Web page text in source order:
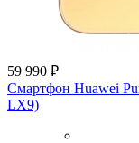
59 990 ₽
Смартфон Huawei
LX9)